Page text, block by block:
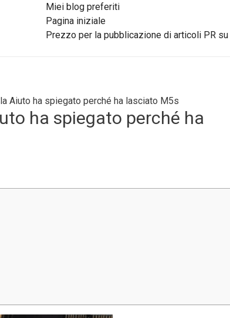
Miei blog preferiti
Pagina iniziale
Prezzo per la pubblicazione di articoli PR
Aiuto ha spiegato perché ha lasciato M5s
ha spiegato perché ha